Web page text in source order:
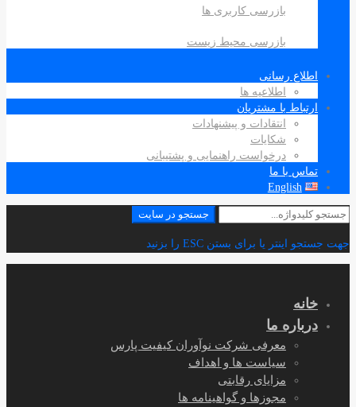
بازرسی کاربری ها
بازرسی محیط زیست
اطلاع رسانی
اطلاعیه ها
ارتباط با مشتریان
انتقادات و پیشنهادات
شکایات
درخواست راهنمایی و پشتیبانی
تماس با ما
English
جستجو
جستجو در سایت
جهت جستجو اینتر یا برای بستن ESC را بزنید
خانه
درباره ما
معرفی شرکت نوآوران کیفیت پارس
سیاست ها و اهداف
مزایای رقابتی
مجوزها و گواهینامه ها